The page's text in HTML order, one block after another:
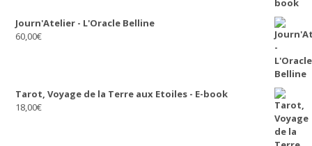
Journ'Atelier - L'Oracle Belline
60,00€
Tarot, Voyage de la Terre aux Etoiles - E-book
18,00€